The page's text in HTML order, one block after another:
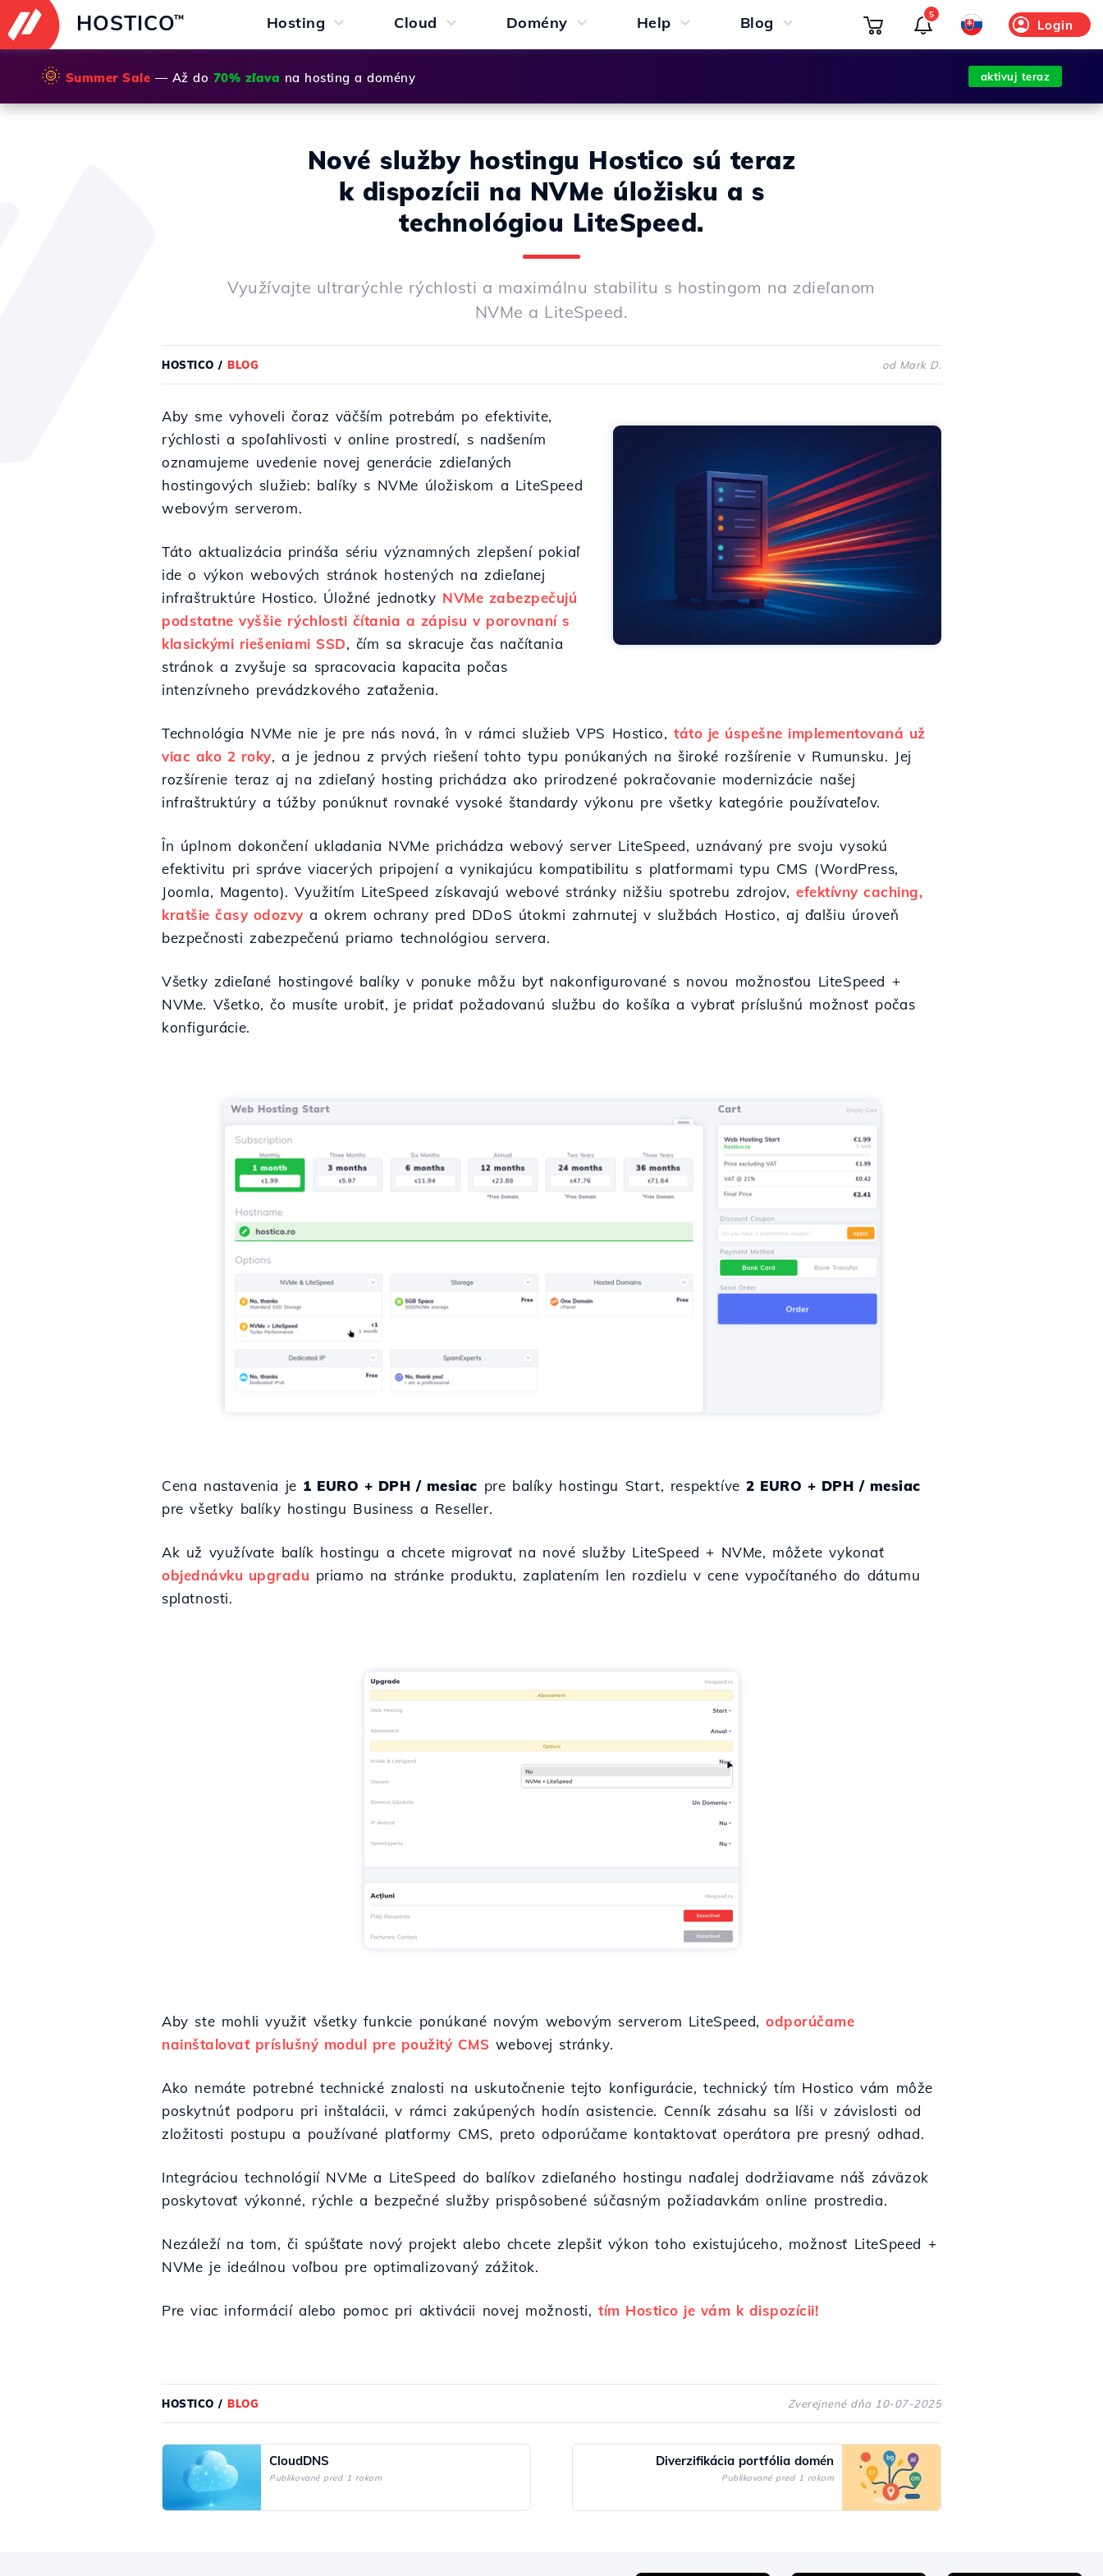
HOSTICO™ Hosting Cloud Domény Help Blog Login
5
🌞 Summer Sale — Až do 70% zľava na hosting a domény aktivuj teraz
Nové služby hostingu Hostico sú teraz
k dispozícii na NVMe úložisku a s
technológiou LiteSpeed.
Využívajte ultrarýchle rýchlosti a maximálnu stabilitu s hostingom na zdieľanom
NVMe a LiteSpeed.
HOSTICO / BLOG od Mark D.
Aby sme vyhoveli čoraz väčším potrebám po efektivite,
rýchlosti a spoľahlivosti v online prostredí, s nadšením
oznamujeme uvedenie novej generácie zdieľaných
hostingových služieb: balíky s NVMe úložiskom a LiteSpeed
webovým serverom.
Táto aktualizácia prináša sériu významných zlepšení pokiaľ
ide o výkon webových stránok hostených na zdieľanej
infraštruktúre Hostico. Úložné jednotky NVMe zabezpečujú
podstatne vyššie rýchlosti čítania a zápisu v porovnaní s
klasickými riešeniami SSD, čím sa skracuje čas načítania
stránok a zvyšuje sa spracovacia kapacita počas
intenzívneho prevádzkového zaťaženia.
Technológia NVMe nie je pre nás nová, în v rámci služieb VPS Hostico, táto je úspešne implementovaná už
viac ako 2 roky, a je jednou z prvých riešení tohto typu ponúkaných na široké rozšírenie v Rumunsku. Jej
rozšírenie teraz aj na zdieľaný hosting prichádza ako prirodzené pokračovanie modernizácie našej
infraštruktúry a túžby ponúknuť rovnaké vysoké štandardy výkonu pre všetky kategórie používateľov.
În úplnom dokončení ukladania NVMe prichádza webový server LiteSpeed, uznávaný pre svoju vysokú
efektivitu pri správe viacerých pripojení a vynikajúcu kompatibilitu s platformami typu CMS (WordPress,
Joomla, Magento). Využitím LiteSpeed získavajú webové stránky nižšiu spotrebu zdrojov,efektívny caching,
kratšie časy odozvy a okrem ochrany pred DDoS útokmi zahrnutej v službách Hostico, aj ďalšiu úroveň
bezpečnosti zabezpečenú priamo technológiou servera.
Všetky zdieľané hostingové balíky v ponuke môžu byť nakonfigurované s novou možnosťou LiteSpeed +
NVMe. Všetko, čo musíte urobiť, je pridať požadovanú službu do košíka a vybrať príslušnú možnosť počas
konfigurácie.
Cena nastavenia je 1 EURO + DPH / mesiac pre balíky hostingu Start, respektíve2 EURO + DPH / mesiac
pre všetky balíky hostingu Business a Reseller.
Ak už využívate balík hostingu a chcete migrovať na nové služby LiteSpeed + NVMe, môžete vykonať
objednávku upgradu priamo na stránke produktu, zaplatením len rozdielu v cene vypočítaného do dátumu
splatnosti.
Aby ste mohli využiť všetky funkcie ponúkané novým webovým serverom LiteSpeed,odporúčame
nainštalovať príslušný modul pre použitý CMS webovej stránky.
Ako nemáte potrebné technické znalosti na uskutočnenie tejto konfigurácie, technický tím Hostico vám môže
poskytnúť podporu pri inštalácii, v rámci zakúpených hodín asistencie. Cenník zásahu sa líši v závislosti od
zložitosti postupu a používané platformy CMS, preto odporúčame kontaktovať operátora pre presný odhad.
Integráciou technológií NVMe a LiteSpeed do balíkov zdieľaného hostingu naďalej dodržiavame náš záväzok
poskytovať výkonné, rýchle a bezpečné služby prispôsobené súčasným požiadavkám online prostredia.
Nezáleží na tom, či spúšťate nový projekt alebo chcete zlepšiť výkon toho existujúceho, možnosť LiteSpeed +
NVMe je ideálnou voľbou pre optimalizovaný zážitok.
Pre viac informácií alebo pomoc pri aktivácii novej možnosti,tím Hostico je vám k dispozícii!
HOSTICO / BLOG Zverejnené dňa 10-07-2025
CloudDNS
Publikované pred 1 rokom
Diverzifikácia portfólia domén
Publikované pred 1 rokom